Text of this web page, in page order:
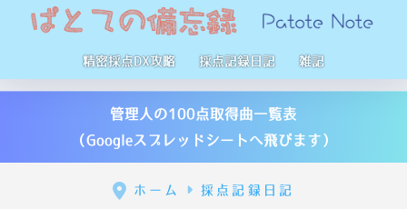
精密採点DX攻略 採点記録日記 雑記
管理人の100点取得曲一覧表
（Googleスプレッドシートへ飛びます）
ホーム 採点記録日記